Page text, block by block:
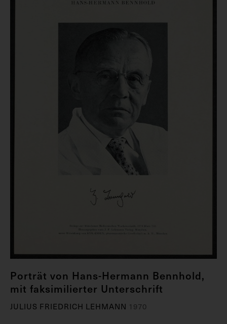
Porträt von Hans-Hermann Bennhold,
mit faksimilierter Unterschrift
JULIUS FRIEDRICH LEHMANN 1970